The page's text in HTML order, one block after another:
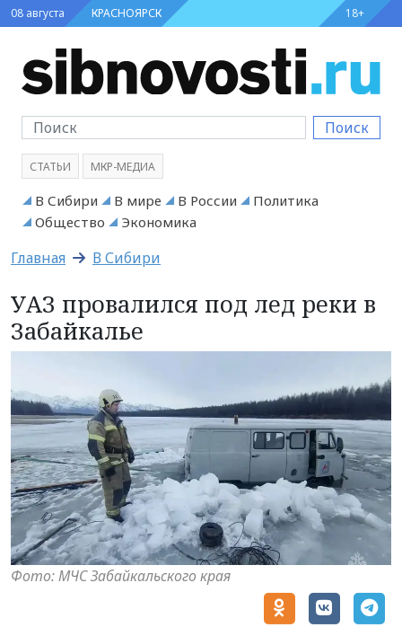
08 августа КРАСНОЯРСК 18+
Поиск
СТАТЬИ МКР-МЕДИА
В Сибири В мире В России
Политика
Общество
Экономика
Главная В Сибири
УАЗ провалился под лед реки в
Забайкалье
Фото: МЧС Забайкальского края